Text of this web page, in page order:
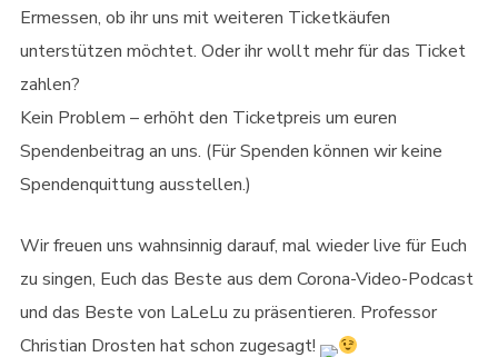
Ermessen, ob ihr uns mit weiteren Ticketkäufen
unterstützen möchtet. Oder ihr wollt mehr für das Ticket
zahlen?
Kein Problem – erhöht den Ticketpreis um euren
Spendenbeitrag an uns. (Für Spenden können wir keine
Spendenquittung ausstellen.)
Wir freuen uns wahnsinnig darauf, mal wieder live für Euch
zu singen, Euch das Beste aus dem Corona-Video-Podcast
und das Beste von LaLeLu zu präsentieren. Professor
Christian Drosten hat schon zugesagt!